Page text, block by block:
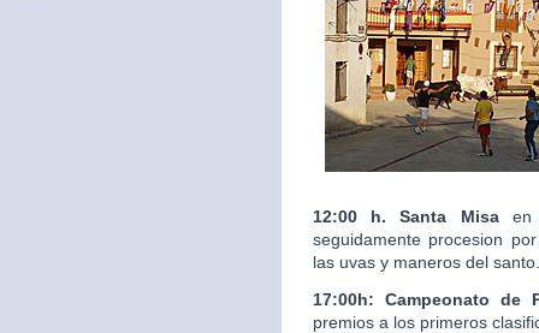
12:00 h. Santa Misaen
seguidamente procesion
las uvas y maneros del santo.
17:00h: Campeonato de
premios a los primeros